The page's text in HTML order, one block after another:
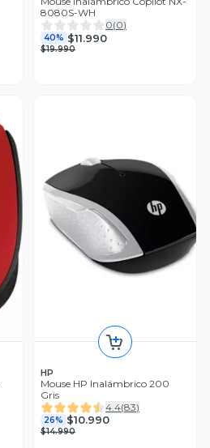
8080S-WH
0(0)
40% $11.990
$19.990
HP
Mouse HP Inalámbrico 200
Gris
4.4(83)
26% $10.990
$14.990